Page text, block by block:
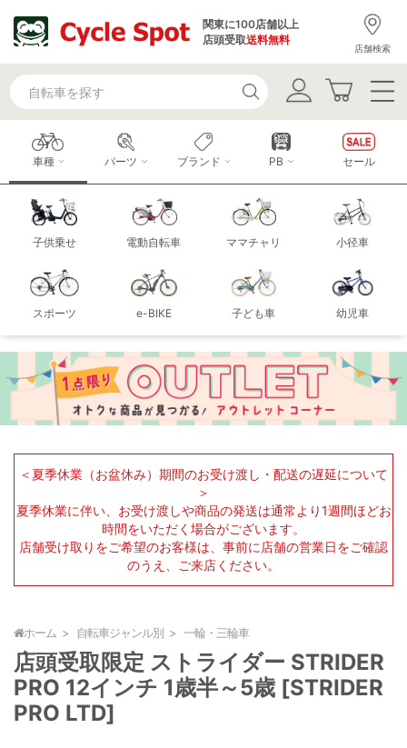
関東に100店舗以上
店頭受取送料無料
店舗検索
車種
子供乗せ 電動自転車 ママチャリ 小径車
スポーツ e-BIKE 子ども車 幼児車
パーツ ブランド PB セール
＜夏季休業（お盆休み）期間のお受け渡し・配送の遅延について
＞
夏季休業に伴い、お受け渡しや商品の発送は通常より1週間ほどお
時間をいただく場合がございます。
店舗受け取りをご希望のお客様は、事前に店舗の営業日をご確認
のうえ、ご来店ください。
ホーム 自転車ジャンル別 一輪・三輪車
店頭受取限定 ストライダー STRIDER
PRO 12インチ 1歳半～5歳 [STRIDER
PRO LTD]